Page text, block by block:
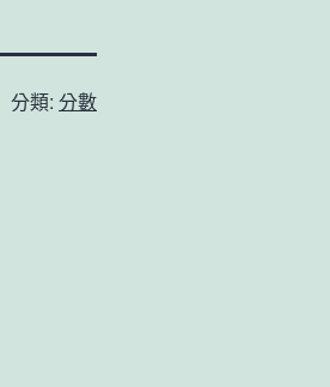
分類: 分數